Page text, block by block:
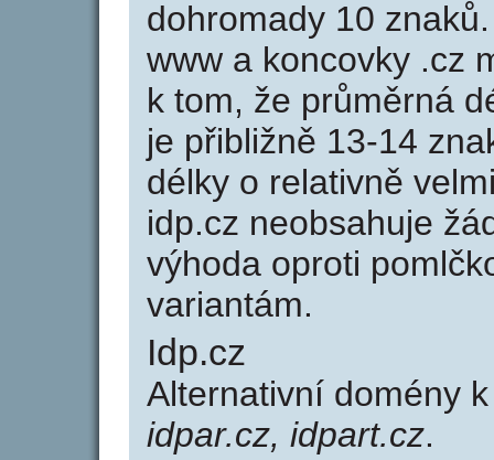
dohromady 10
www a koncovky .cz
k tom, že průměrná
je přibližně 13-14
délky o relativně
idp.cz neobsahuje
výhoda oproti
variantám.
Idp.cz
Alternativní domény
idpar.cz, idpart.cz.